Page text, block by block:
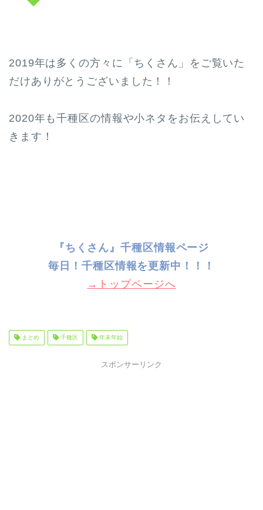
2019年は多くの方々に「ちくさん」をご覧いた
だけありがとうございました！！
2020年も千種区の情報や小ネタをお伝えしてい
きます！
『ちくさん』千種区情報ページ
毎日！千種 区情報を更新中！！！
→トップページへ
まとめ 千種区 年末年始
スポンサーリンク